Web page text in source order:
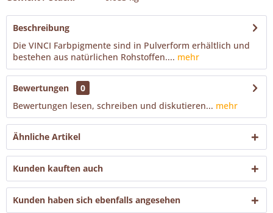
Beschreibung
Die VINCI Farbpigmente sind in Pulverform erhältlich und
bestehen aus natürlichen Rohstoffen.... mehr
Bewertungen
0
Bewertungen lesen, schreiben und diskutieren... mehr
Ähnliche Artikel
Kunden kauften auch
Kunden haben sich ebenfalls angesehen